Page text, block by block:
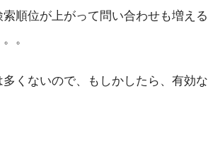
順位が上がって問い合わせも増える
。
くないので、もしかしたら、有効な